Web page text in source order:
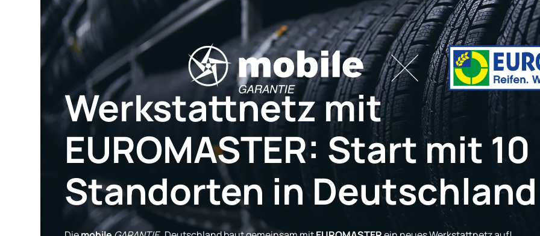
Werkstattnetz mit
EUROMASTER: Start mit 10
Standorten in